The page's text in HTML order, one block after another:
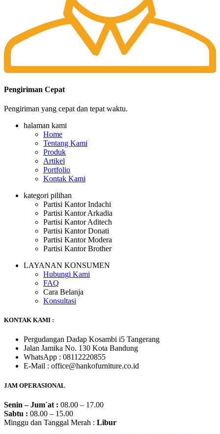
Pengiriman Cepat
Pengiriman yang cepat dan tepat waktu.
halaman kami
Home
Tentang Kami
Produk
Artikel
Portfolio
Kontak Kami
kategori pilihan
Partisi Kantor Indachi
Partisi Kantor Arkadia
Partisi Kantor Aditech
Partisi Kantor Donati
Partisi Kantor Modera
Partisi Kantor Brother
LAYANAN KONSUMEN
Hubungi Kami
FAQ
Cara Belanja
Konsultasi
KONTAK KAMI :
Pergudangan Dadap Kosambi i5 Tangerang
Jalan Jamika No. 130 Kota Bandung
WhatsApp : 08112220855
E-Mail : office@hankofurniture.co.id
JAM OPERASIONAL
Senin – Jum`at : 08.00 – 17.00
Sabtu : 08.00 – 15.00
Minggu dan Tanggal Merah : Libur